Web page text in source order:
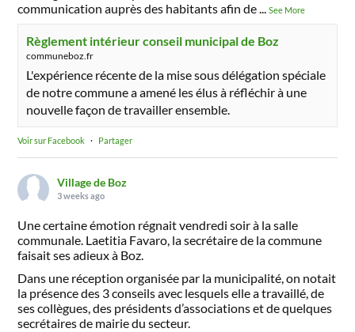
communication auprès des habitants afin de...See More
Règlement intérieur conseil municipal de Boz
communeboz.fr
L'expérience récente de la mise sous délégation spéciale
de notre commune a amené les élus à réfléchir à une
nouvelle façon de travailler ensemble.
Voir sur Facebook · Partager
Village de Boz
3 weeks ago
Une certaine émotion régnait vendredi soir à la salle
communale. Laetitia Favaro, la secrétaire de la commune
faisait ses adieux à Boz.
Dans une réception organisée par la municipalité, on notait
la présence des 3 conseils avec lesquels elle a travaillé, de
ses collègues, des présidents d’associations et de quelques
secrétaires de mairie du secteur.